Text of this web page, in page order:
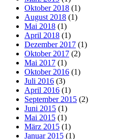
Oktober 2018 (1)
August 2018 (1)
Mai 2018 (1)
April 2018 (1)
Dezember 2017 (1)
Oktober 2017 (2)
Mai 2017 (1)
Oktober 2016 (1)
Juli 2016 (3)
April 2016 (1)
September 2015 (2)
Juni 2015 (1)
Mai 2015 (1)
März 2015 (1)
Januar 2015 (1)